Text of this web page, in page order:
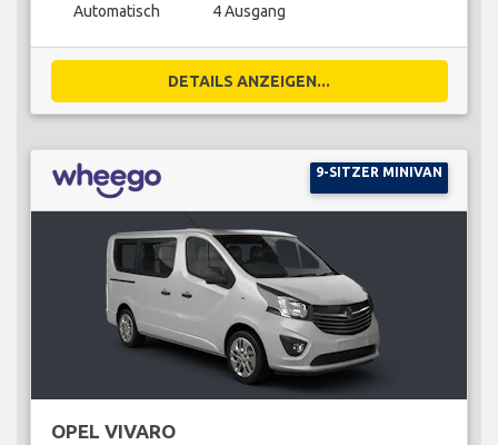
Automatisch 4 Ausgang
DETAILS ANZEIGEN...
9-SITZER MINIVAN
OPEL VIVARO